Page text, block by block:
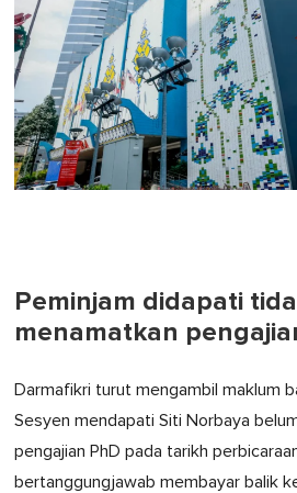
Peminjam didapati
menamatkan
Darmafikri turut mengambil maklum
Sesyen mendapati Siti Norbaya
pengajian PhD pada tarikh
bertanggungjawab membayar balik